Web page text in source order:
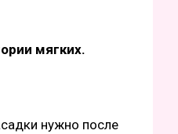
мягких.
нужно после